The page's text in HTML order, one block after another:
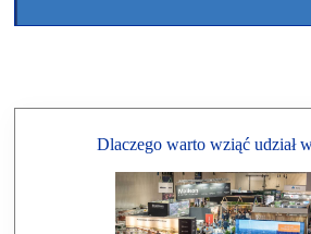
Dlaczego warto wziąć udział